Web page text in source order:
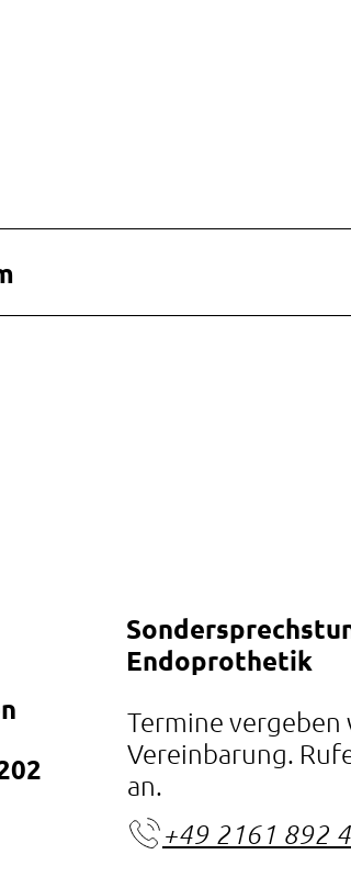
Endoprothetik
Termine vergeben
Vereinbarung.
an.
+49 2161 892